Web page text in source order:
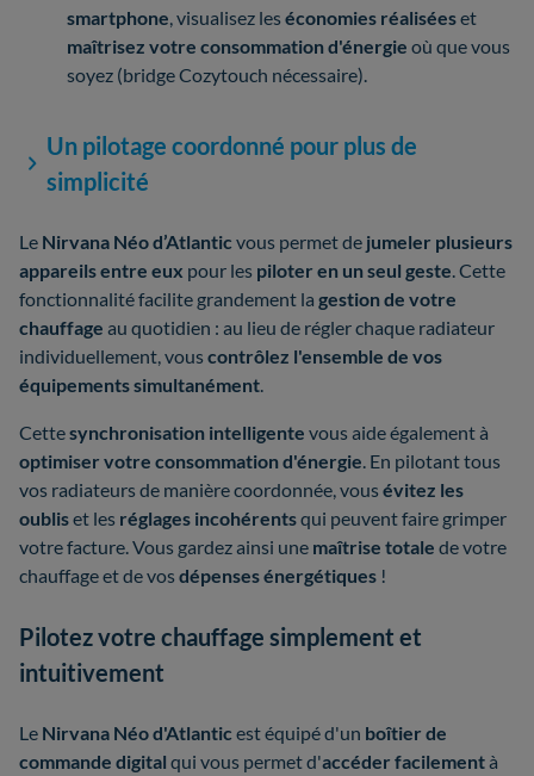
smartphone, visualisez leséconomies réaliséeset
maîtrisez votre consommation d'énergie où que vous
soyez (bridge Cozytouch nécessaire).
Un pilotage coordonné pour plus de
simplicité
Le Nirvana Néod’Atlantic vous permet de jumeler plusieurs
appareils entre eux pour les piloter en un seul geste. Cette
fonctionnalité facilite grandement la gestion de votre
chauffage au quotidien : au lieu de régler chaque radiateur
individuellement, vouscontrôlez l'ensemble de vos
équipements simultanément.
Cettesynchronisation intelligente vous aide également à
optimiser votre consommation d'énergie. En pilotant tous
vos radiateurs de manière coordonnée, vousévitez les
oubliset les réglages incohérentsqui peuvent faire grimper
votre facture. Vous gardez ainsi une maîtrise totale de votre
chauffage et de vosdépenses énergétiques !
Pilotez votre chauffage simplement et
intuitivement
Le Nirvana Néo d'Atlantic est équipé d'un boîtier de
commande digital qui vous permet d'accéder facilementà